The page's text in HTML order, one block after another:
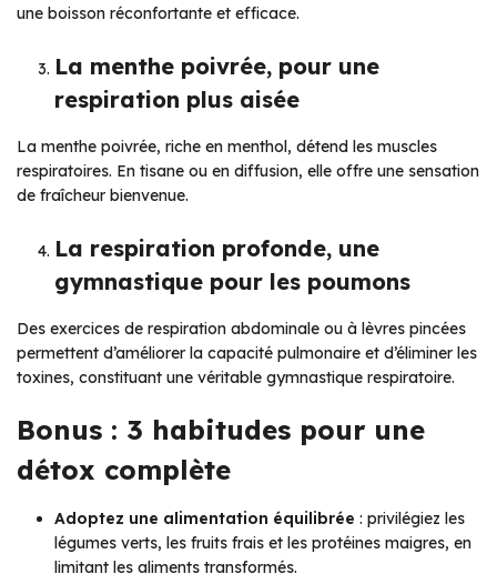
une boisson réconfortante et efficace.
La menthe poivrée, pour une
respiration plus aisée
La menthe poivrée, riche en menthol, détend les muscles
respiratoires. En tisane ou en diffusion, elle offre une sensation
de fraîcheur bienvenue.
La respiration profonde, une
gymnastique pour les poumons
Des exercices de respiration abdominale ou à lèvres pincées
permettent d’améliorer la capacité pulmonaire et d’éliminer les
toxines, constituant une véritable gymnastique respiratoire.
Bonus : 3 habitudes pour une
détox complète
Adoptez une alimentation équilibrée : privilégiez les
légumes verts, les fruits frais et les protéines maigres, en
limitant les aliments transformés.